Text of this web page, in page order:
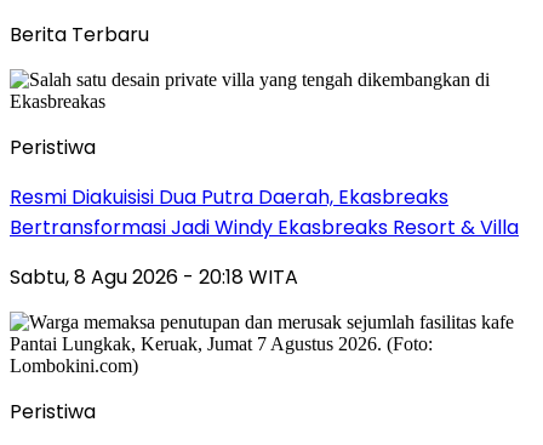
Berita Terbaru
Peristiwa
Resmi Diakuisisi Dua Putra Daerah, Ekasbreaks
Bertransformasi Jadi Windy Ekasbreaks Resort & Villa
Sabtu, 8 Agu 2026 - 20:18 WITA
Peristiwa